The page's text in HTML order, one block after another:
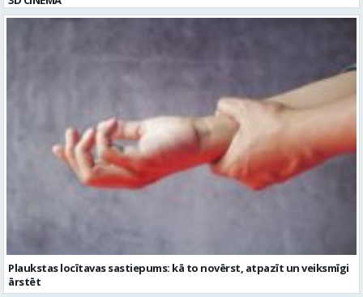
Plaukstas locītavas sastiepums: kā to novērst, atpazīt un veiksmīgi